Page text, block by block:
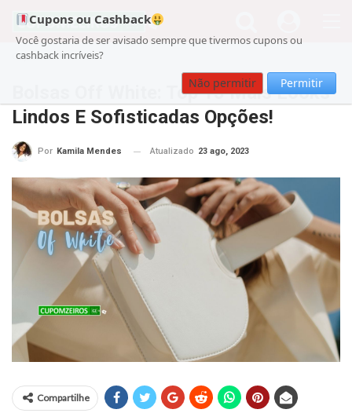
Cupons ou Cashback
Você gostaria de ser avisado sempre que tivermos cupons ou
cashback incríveis?
Não permitir Permitir
Cupom Beleza
Bolsas Off White: Top 15 Mais Looks
Lindos E Sofisticadas Opções!
Por Kamila Mendes Atualizado 23 ago, 2023
Compartilhe